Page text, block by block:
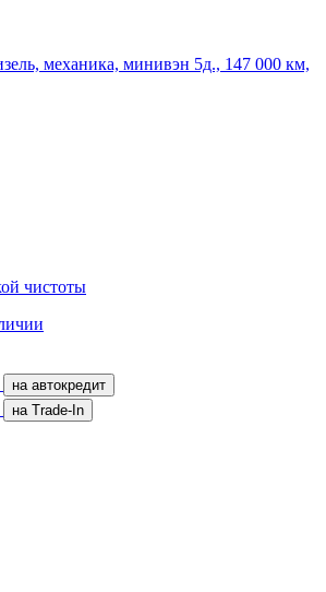
механика, минивэн 5д., 147 000 км,
чистоты
на автокредит
на Trade-In